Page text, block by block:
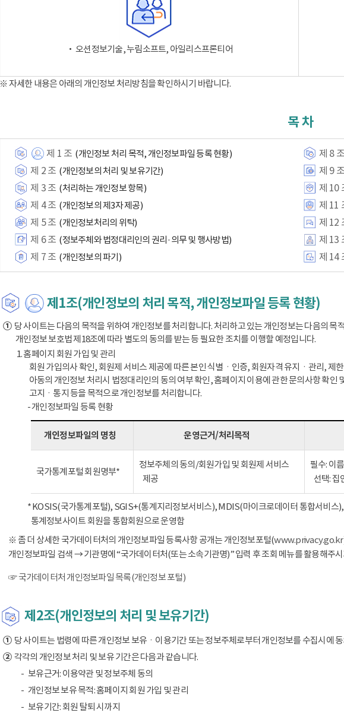
‧ 오션정보기술, 누림소프트, 아일리스프론티어
※ 자세한 내용은 아래의 개인정보 처리방침을 확인하시기 바랍니다.
목 차
제 1 조 (개인정보 처리 목적, 개인정보파일 등록 현황)
제 2 조 (개인정보의 처리 및 보유기간)
제 3 조 (처리하는 개인정보 항목)
제 4 조 (개인정보의 제3자 제공)
제 5 조 (개인정보처리의 위탁)
제 6 조 (정보주체와 법정대리인의 권리·의무 및 행사방법)
제 7 조 (개인정보의 파기)
제 8 조
제 9 조
제 10
제 11
제 12
제 13
제 14
제1조(개인정보의 처리 목적, 개인정보파일 등록 현황)
①당 사이트는 다음의 목적을 위하여 개인정보를 처리합니다. 처리하고 있는 개인정보는 다음의
개인정보 보호법 제18조에 따라 별도의 동의를 받는 등 필요한 조치를 이행할 예정입니다.
1. 홈페이지 회원 가입 및 관리
회원 가입의사 확인, 회원제 서비스 제공에 따른 본인 식별ㆍ인증, 회원자격 유지ㆍ관리, 제
아동의 개인정보 처리시 법정대리인의 동의 여부 확인, 홈페이지 이용에 관한 문의사항 확인
고지ㆍ통지 등을 목적으로 개인정보를 처리합니다.
- 개인정보파일 등록 현황
개인정보파일의 명칭 운영근거/처리목적
국가통계포털 회원명부*
정보주체의 동의/회원가입 및 회원제 서비스
제공
필수: 이
선택: 집
* KOSIS(국가통계포털), SGIS+(통계지리정보서비스), MDIS(마이크로데이터 통합서비스
통계정보사이트 회원을 통합회원으로 운영함
※ 좀 더 상세한 국가데이터처의 개인정보파일 등록사항 공개는 개인정보포털(www.privacy.go.kr
개인정보파일 검색 → 기관명에 “국가데이터처(또는 소속기관명)” 입력 후 조회 메뉴를 활용해주
☞ 국가데이터처 개인정보파일 목록(개인정보 포털)
제2조(개인정보의 처리 및 보유기간)
①당 사이트는 법령에 따른 개인정보 보유ㆍ이용기간 또는 정보주체로부터 개인정보를 수집시에
②각각의 개인정보 처리 및 보유 기간은 다음과 같습니다.
보유근거: 이용약관 및 정보주체 동의
개인정보 보유 목적: 홈페이지 회원 가입 및 관리
보유기간: 회원 탈퇴 시까지